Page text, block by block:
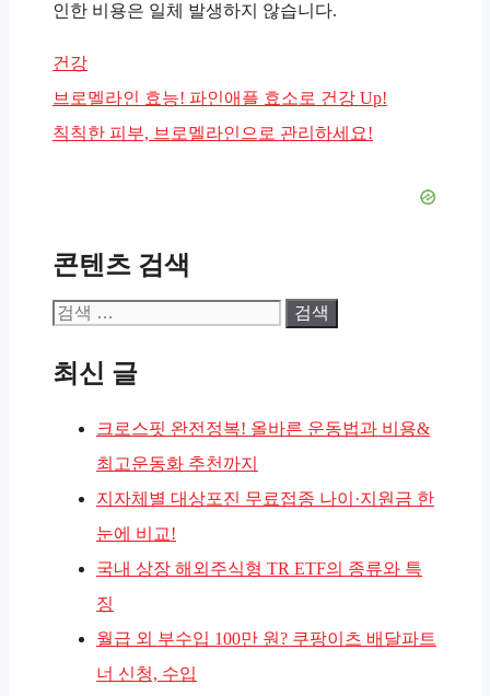
인한 비용은 일체 발생하지 않습니다.
카
테
고
건강
브로멜라인 효능! 파인애플 효소로 건강 Up!
칙칙한 피부, 브로멜라인으로 관리하세요!
콘텐츠 검색
검
최신 글
크로스핏 완전정복! 올바른 운동법과 비용&
최고운동화 추천까지
지자체별 대상포진 무료접종 나이·지원금 한
눈에 비교!
국내 상장 해외주식형 TR ETF의 종류와 특
징
월급 외 부수입 100만 원? 쿠팡이츠 배달파트
너 신청, 수입